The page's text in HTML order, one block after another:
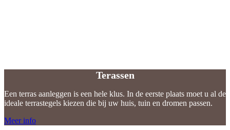
Terassen
Een terras aanleggen is een hele klus. In de eerste plaats moet u al de
ideale terrastegels kiezen die bij uw huis, tuin en dromen passen.
Meer info